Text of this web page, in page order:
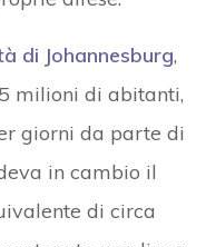
di Johannesburg,
milioni di abitanti,
giorni da parte di
in cambio il
di circa